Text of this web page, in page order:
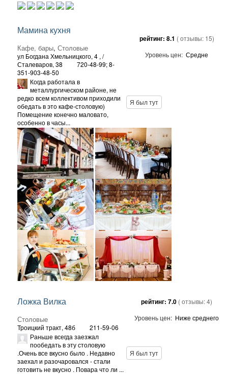
Мамина кухня
Кафе, бары, Столовые
ул Богдана Хмельницкого, 4 , /
Сталеваров, 38
720-48-99; 8-
351-903-48-50
рейтинг: 8.1 ( отзывы: 15)
Уровень цен: Средне
Когда работала в
металлургическом районе, не
редко всем коллективом приходили
обедать в это кафе-столовую)
Помещение конечно маловато,
особенно в часы...
Я был тут
Ложка Вилка
Столовые
Троицкий тракт, 48б 211-59-06
рейтинг: 7.0 ( отзывы:4)
Уровень цен: Ниже среднего
Раньше всегда заезжал
пообедать в эту столовую
.Очень все вкусно было . Недавно
заехал и разочаровался - стали
готовить не вкусно . Повара что ли ...
Я был тут